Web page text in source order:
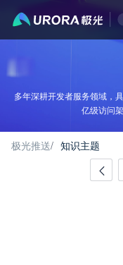
极光推送知识主题 - 第 3 页
多年深耕开发者服务领域，
亿级访问
极光推送/ 知识主题